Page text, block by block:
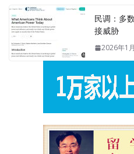
民调：多
接威胁
2026年1